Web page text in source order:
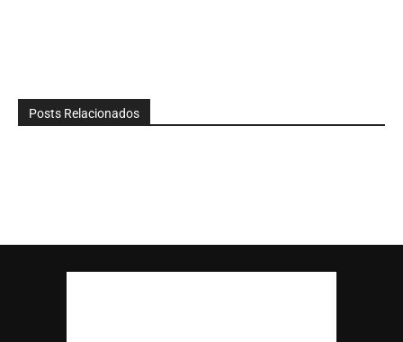
Posts Relacionados